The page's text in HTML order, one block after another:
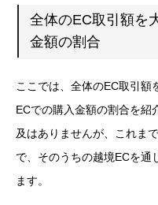
全体のEC取引額を
金額の割合
ここでは、全体のEC取引額
ECでの購入金額の割合を紹
及はありませんが、これま
で、そのうちの越境ECを通
ます。